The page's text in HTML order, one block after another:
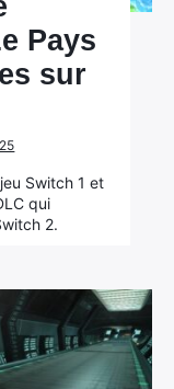
Pays
sur
Switch 1 et
qui
2.